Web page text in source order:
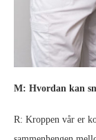
M: Hvordan kan
R: Kroppen vår er